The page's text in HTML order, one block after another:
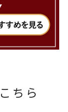
ちら